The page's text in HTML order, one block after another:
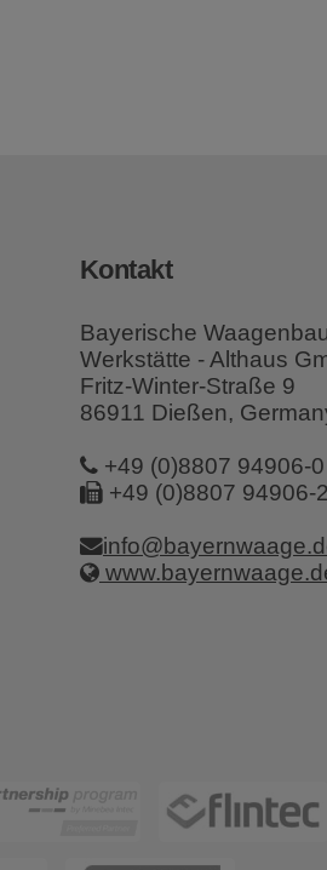
Kontakt
Bayerische Waagenbau
Werkstätte - Althaus
Fritz-Winter-Straße 9
86911 Dießen,
+49 (0)8807 94906-0
+49 (0)8807 94906-